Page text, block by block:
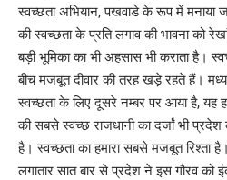
स्वच्छता अभियान, पखवाडे के रूप में मनाया
की स्वच्छता के प्रति लगाव की भावना को
बड़ी भूमिका का भी अहसास भी कराता है।
बीच मजबूत दीवार की तरह खड़े रहते हैं।
स्वच्छता के लिए दूसरे नम्बर पर आया है, यह
की सबसे स्वच्छ राजधानी का दर्जां भी प्रदेश
है। स्वच्छता का हमारा सबसे मजबूत रिश्ता
लगातार सात बार से प्रदेश ने इस गौरव को